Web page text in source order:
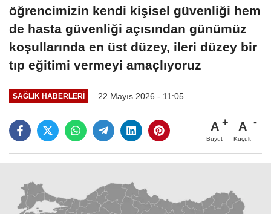
öğrencimizin kendi kişisel güvenliği hem
de hasta güvenliği açısından günümüz
koşullarında en üst düzey, ileri düzey bir
tıp eğitimi vermeyi amaçlıyoruz
SAĞLIK HABERLERI 22 Mayıs 2026 - 11:05
A
Büyüt
A
Küçült